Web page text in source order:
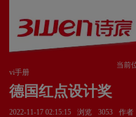
当前
vi手册
德国红点设计奖
2022-11-17 02:15:15 浏览 3053 作者